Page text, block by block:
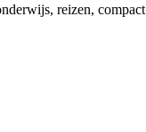
reizen,